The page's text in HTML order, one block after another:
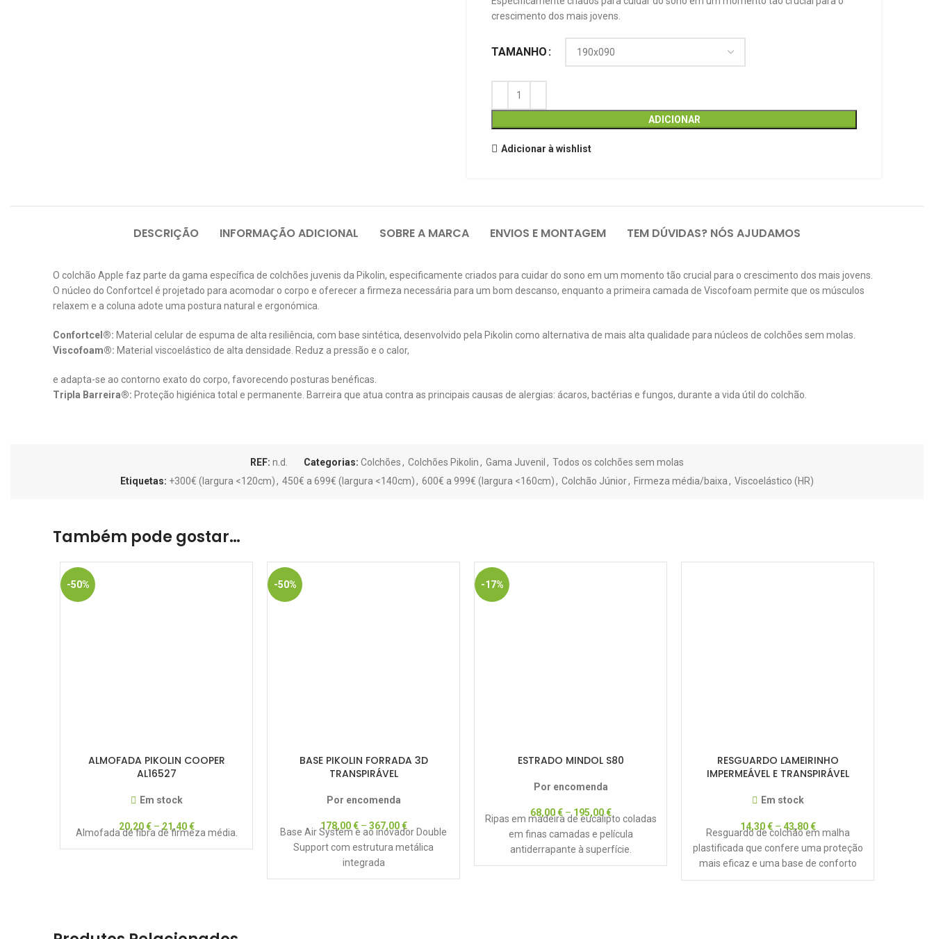
crescimento dos mais jovens.
TAMANHO
ADICIONAR
Adicionar à wishlist
DESCRIÇÃO INFORMAÇÃO ADICIONAL SOBRE A MARCA ENVIOS E MONTAGEM TEM DÚVIDAS? NÓS AJUDAMOS
O colchão Apple faz parte da gama específica de colchões juvenis da Pikolin, especificamente criados para cuidar do sono em um momento tão crucial para o crescimento dos mais jovens.
O núcleo do Confortcel é projetado para acomodar o corpo e oferecer a firmeza necessária para um bom descanso, enquanto a primeira camada de Viscofoam permite que os músculos
relaxem e a coluna adote uma postura natural e ergonómica.
Confortcel®: Material celular de espuma de alta resiliência, com base sintética, desenvolvido pela Pikolin como alternativa de mais alta qualidade para núcleos de colchões sem molas.
Viscofoam®: Material viscoelástico de alta densidade. Reduz a pressão e o calor,
e adapta-se ao contorno exato do corpo, favorecendo posturas benéficas.
Tripla Barreira®: Proteção higiénica total e permanente. Barreira que atua contra as principais causas de alergias: ácaros, bactérias e fungos, durante a vida útil do colchão.
REF: n.d. Categorias: Colchões, Colchões Pikolin, Gama Juvenil , Todos os colchões sem molas
Etiquetas: +300€ (largura <120cm), 450€ a 699€ (largura <140cm), 600€ a 999€ (largura <160cm), Colchão Júnior, Firmeza média/baixa, Viscoelástico (HR)
Também pode gostar…
-50%
ALMOFADA PIKOLIN COOPER
AL16527
Em stock
20,20€–21,40€
Almofada de fibra de firmeza média.
-50%
BASE PIKOLIN FORRADA 3D
TRANSPIRÁVEL
Por encomenda
178,00€– 367,00€
Base Air System e ao inovador Double
Support com estrutura metálica
integrada
-17%
ESTRADO MINDOL S80
Por encomenda
68,00€–195,00€
Ripas em madeira de eucalipto coladas
em finas camadas e película
antiderrapante à superfície.
RESGUARDO LAMEIRINHO
IMPERMEÁVEL E TRANSPIRÁVEL
Em stock
14,30€–43,80€
Resguardo de colchão em malha
plastificada que confere uma proteção
mais eficaz e uma base de conforto
inigualável.